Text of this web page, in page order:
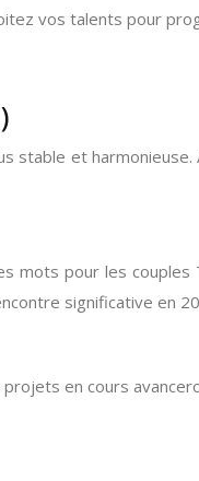
vos talents pour
stable et
mots pour les
significative en
en cours